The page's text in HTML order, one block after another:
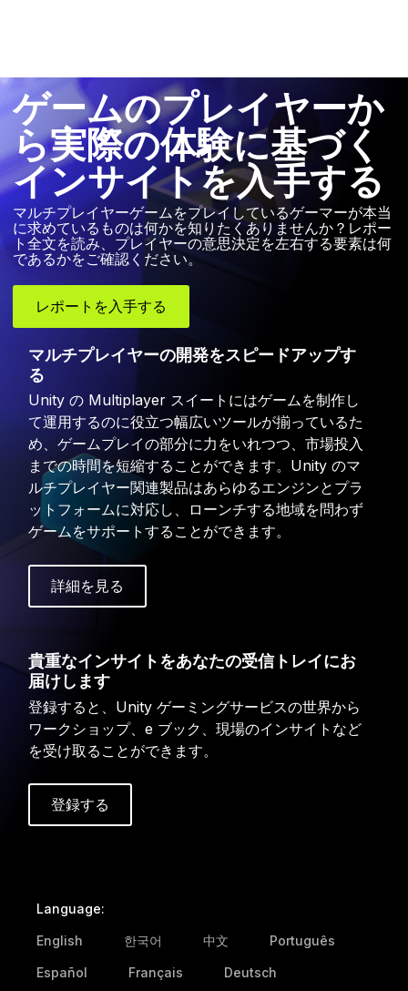
ゲームのプレイヤーか
ら実際の体験に基づく
インサイトを入手する
マルチプレイヤーゲームをプレイしているゲーマーが本当
に求めているものは何かを知りたくありませんか？レポー
ト全文を読み、プレイヤーの意思決定を左右する要素は何
であるかをご確認ください。
レポートを入手する
マルチプレイヤーの開発をスピードアップす
る
Unity の Multiplayer スイートにはゲームを制作し
て運用するのに役立つ幅広いツールが揃っているた
め、ゲームプレイの部分に力をいれつつ、市場投入
までの時間を短縮することができます。Unity のマ
ルチプレイヤー関連製品はあらゆるエンジンとプラ
ットフォームに対応し、ローンチする地域を問わず
ゲームをサポートすることができます。
詳細を見る
貴重なインサイトをあなたの受信トレイにお
届けします
登録すると、Unity ゲーミングサービスの世界から
ワークショップ、e ブック、現場のインサイトなど
を受け取ることができます。
登録する
Language:
English 한국어 中文 Português
Español Français Deutsch